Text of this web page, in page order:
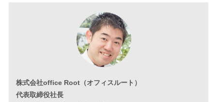
株式会社office Root（オフィスルート）
代表取締役社長